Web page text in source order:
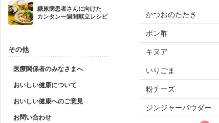
糖尿病患者さんに向けた
カンタン一週間献立レシピ
その他
医療関係者のみなさまへ
おいしい健康について
おいしい健康へのご意見
お問い合わせ
かつおのたたき
ポン酢
キヌア
いりごま
粉チーズ
ジンジャーパウダー